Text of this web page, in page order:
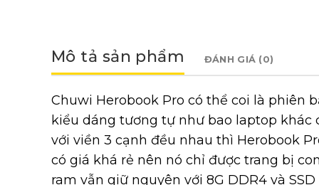
Mô tả sản phẩm ĐÁNH GIÁ (0)
Chuwi Herobook Pro có thể coi là phiên
kiểu dáng tương tự như bao laptop khác
với viền 3 cạnh đều nhau thì Herobook
có giá khá rẻ nên nó chỉ được trang bị
ram vẫn giữ nguyên với 8G DDR4 và